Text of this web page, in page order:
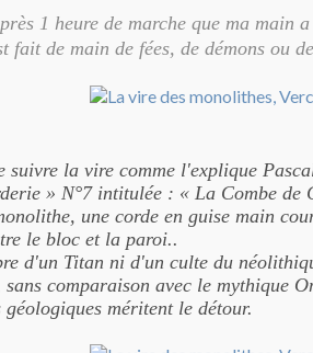
1 heure de marche que ma main
fait de main de fées, de démons ou
suivre la vire comme l'explique
» N°7 intitulée : « La Combe de
une corde en guise main
le bloc et la paroi..
d'un Titan ni d'un culte du
sans comparaison avec le mythique
méritent le détour.